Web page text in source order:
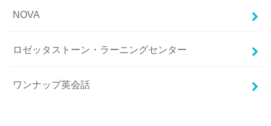
NOVA
ロゼッタストーン・ラーニングセンター
ワンナップ英会話